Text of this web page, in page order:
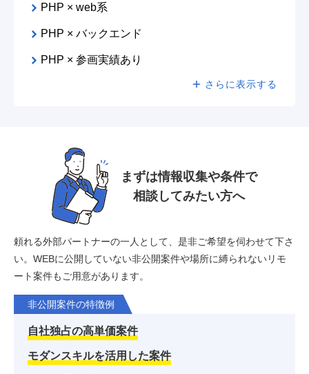
PHP × web系
PHP × バックエンド
PHP × 参画実績あり
さらに表示する
まずは情報収集や条件で
相談してみたい方へ
頼れる外部パートナーの一人として、是非ご希望を伺わせて下さ
い。 WEBに公開していない非公開案件や場所に縛られないリモ
ート案件もご用意があります。
非公開案件の特徴例
自社独占の高単価案件
モダンスキルを活用した案件